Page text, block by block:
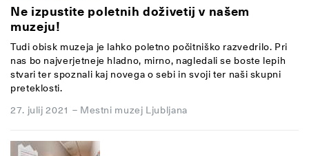
Ne izpustite poletnih doživetij v našem
muzeju!
Tudi obisk muzeja je lahko poletno počitniško razvedrilo. Pri
nas bo najverjetneje hladno, mirno, nagledali se boste lepih
stvari ter spoznali kaj novega o sebi in svoji ter naši skupni
preteklosti.
27. julij 2021 – Mestni muzej Ljubljana